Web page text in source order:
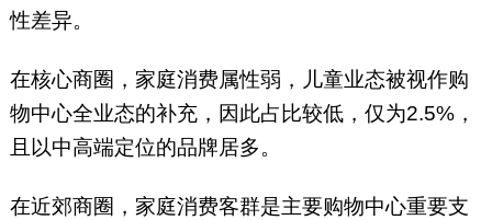
性差异。
在核心商圈，家庭消费属性弱，儿童业态被视作购
物中心全业态的补充，因此占比较低，仅为2.5%，
且以中高端定位的品牌居多。
在近郊商圈，家庭消费客群是主要购物中心重要支